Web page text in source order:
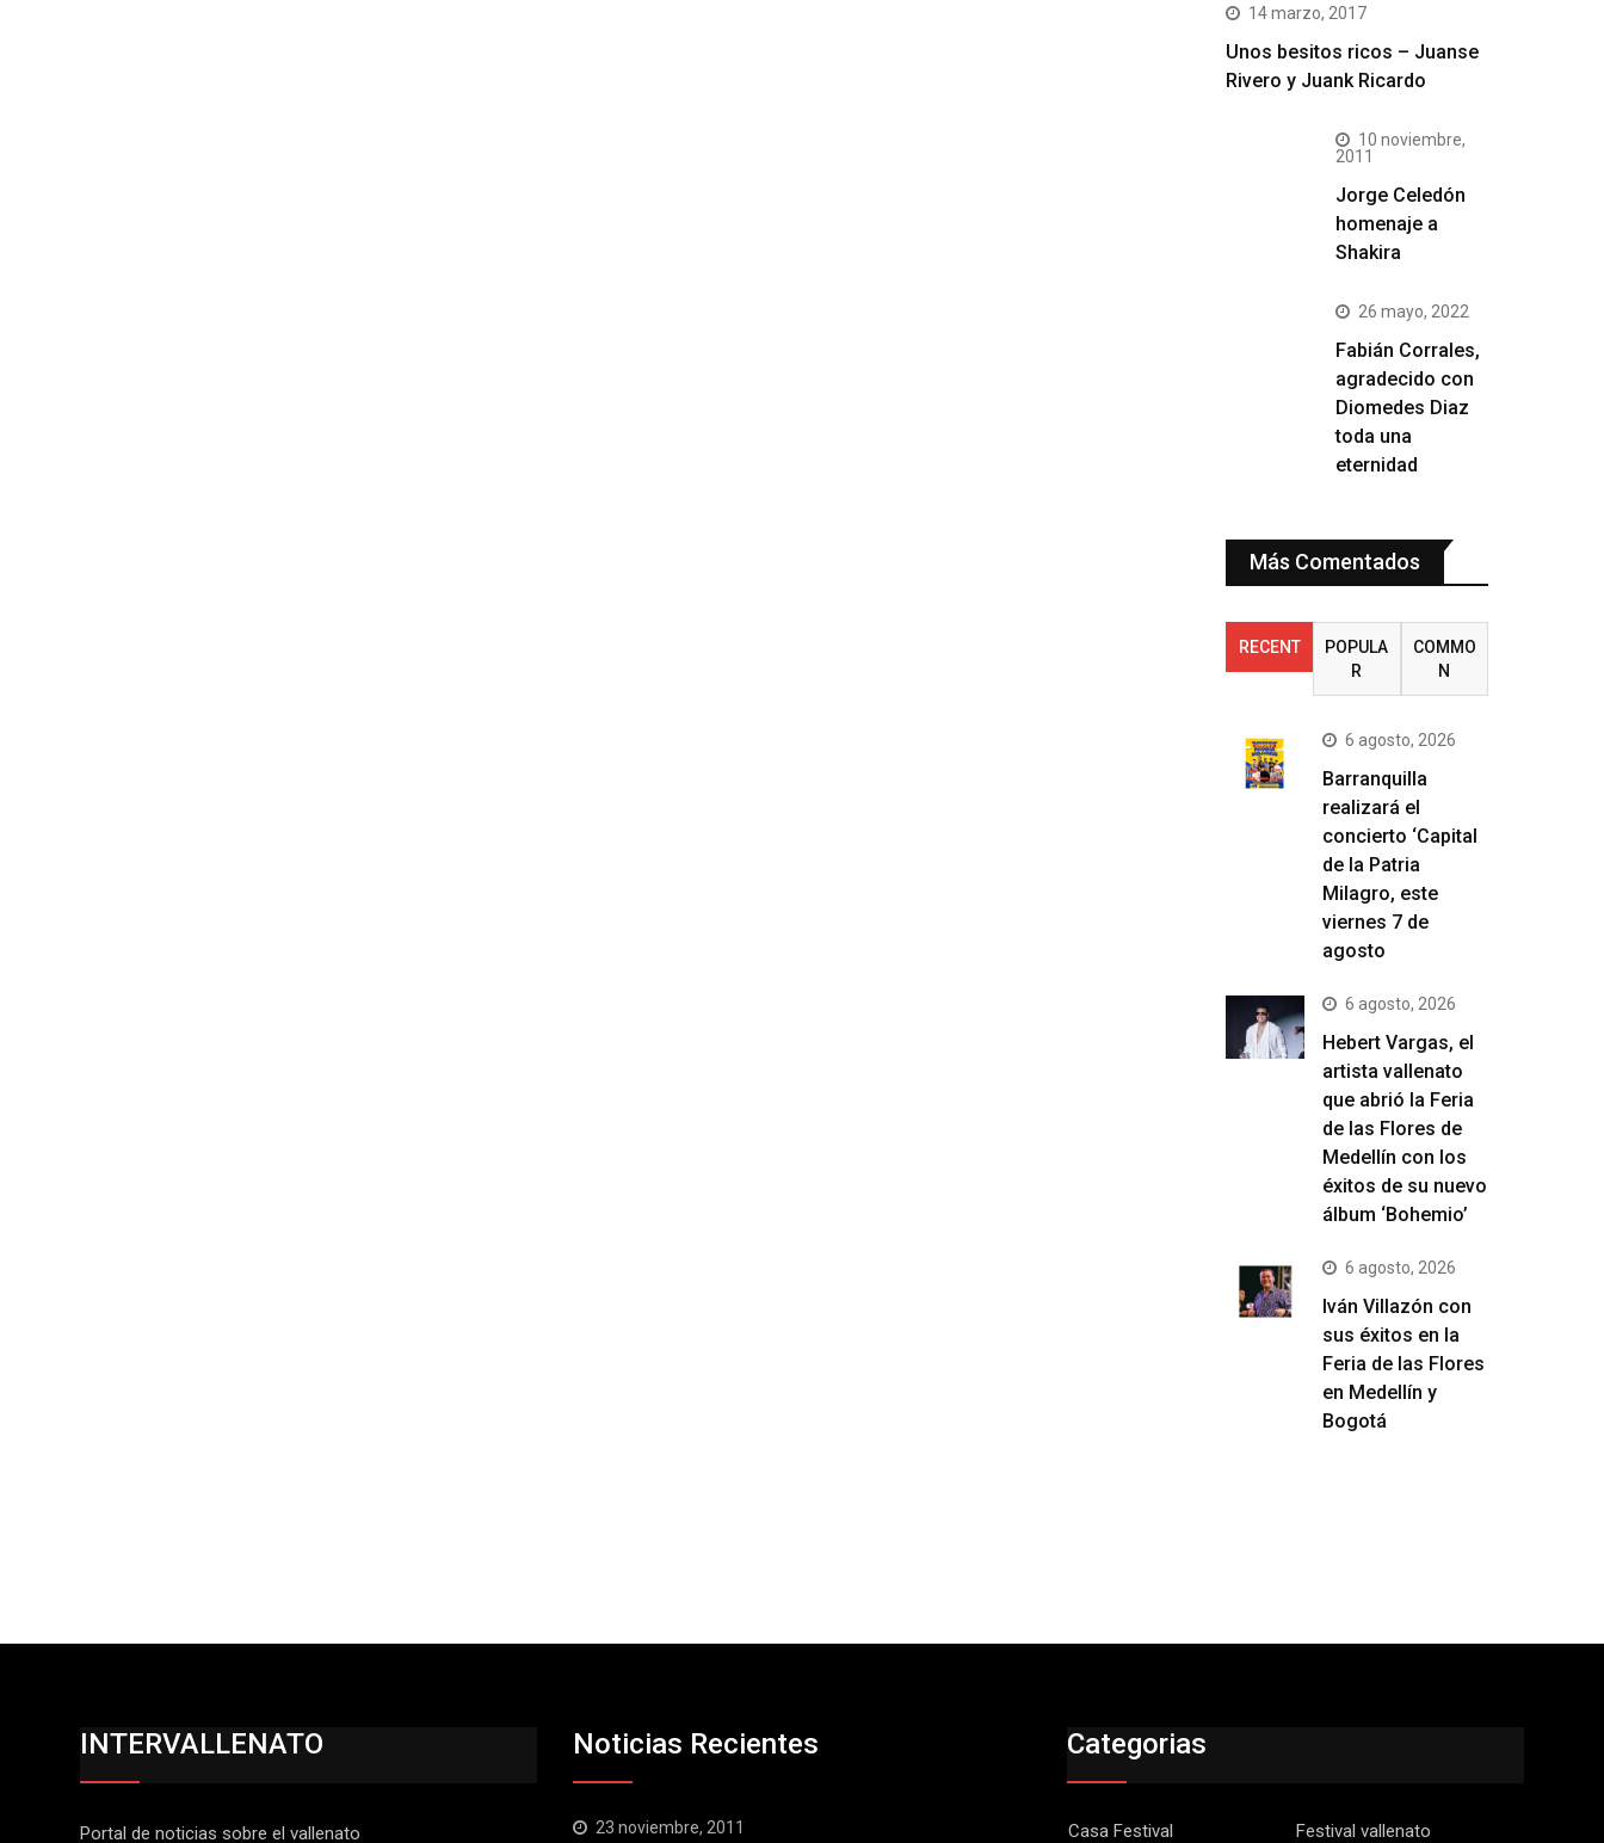
14 marzo, 2017
Unos besitos ricos – Juanse
Rivero y Juank Ricardo
10 noviembre,
2011
Jorge Celedón
homenaje a
Shakira
26 mayo, 2022
Fabián Corrales,
agradecido con
Diomedes Diaz
toda una
eternidad
Más Comentados
RECENT
POPULA
R
COMMO
N
6 agosto, 2026
Barranquilla
realizará el
concierto ‘Capital
de la Patria
Milagro, este
viernes 7 de
agosto
6 agosto, 2026
Hebert Vargas, el
artista vallenato
que abrió la Feria
de las Flores de
Medellín con los
éxitos de su nuevo
álbum ‘Bohemio’
6 agosto, 2026
Iván Villazón con
sus éxitos en la
Feria de las Flores
en Medellín y
Bogotá
INTERVALLENATO
Portal de noticias sobre el vallenato
Noticias Recientes
23 noviembre, 2011
Categorias
Casa Festival Festival vallenato